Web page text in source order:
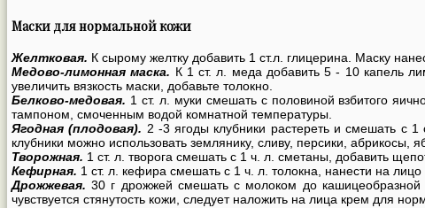
Маски для нормальной кожи
Желтковая. К сырому желтку добавить 1 ст.л. глицерина. Маску
Медово-лимонная маска. К 1 ст. л. меда добавить 5 - 10 капель
увеличить вязкость маски, добавьте толокно.
Белково-медовая. 1 ст. л. муки смешать с половиной взбитого
тампоном, смоченным водой комнатной температуры.
Ягодная (плодовая). 2 -3 ягоды клубники растереть и смешать с
клубники можно использовать землянику, сливу, персики,
Творожная. 1 ст. л. творога смешать с 1 ч. л. сметаны, добавить
Кефирная. 1 ст. л. кефира смешать с 1 ч. л. толокна, нанести на
Дрожжевая. 30 г дрожжей смешать с молоком до
чувствуется стянутость кожи, следует наложить на лица крем для